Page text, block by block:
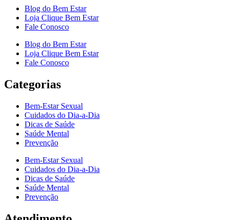
Blog do Bem Estar
Loja Clique Bem Estar
Fale Conosco
Blog do Bem Estar
Loja Clique Bem Estar
Fale Conosco
Categorias
Bem-Estar Sexual
Cuidados do Dia-a-Dia
Dicas de Saúde
Saúde Mental
Prevenção
Bem-Estar Sexual
Cuidados do Dia-a-Dia
Dicas de Saúde
Saúde Mental
Prevenção